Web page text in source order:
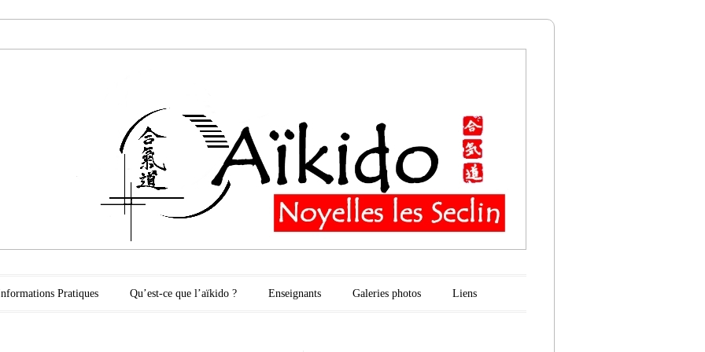
Pratiques Qu’est-ce que l’aïkido ? Enseignants Galeries photos Liens